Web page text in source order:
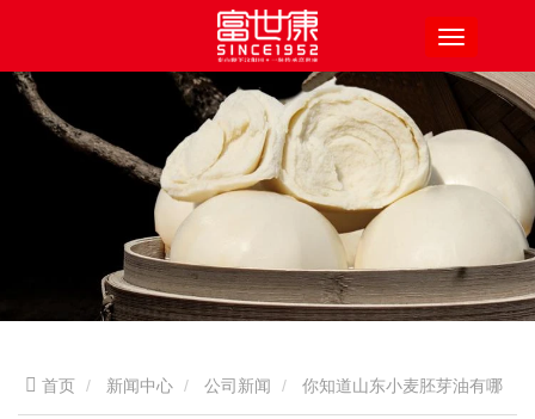
首页 新闻中心 公司新闻